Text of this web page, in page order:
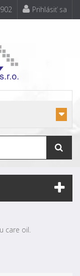
Prihlásiť sa
care oil.